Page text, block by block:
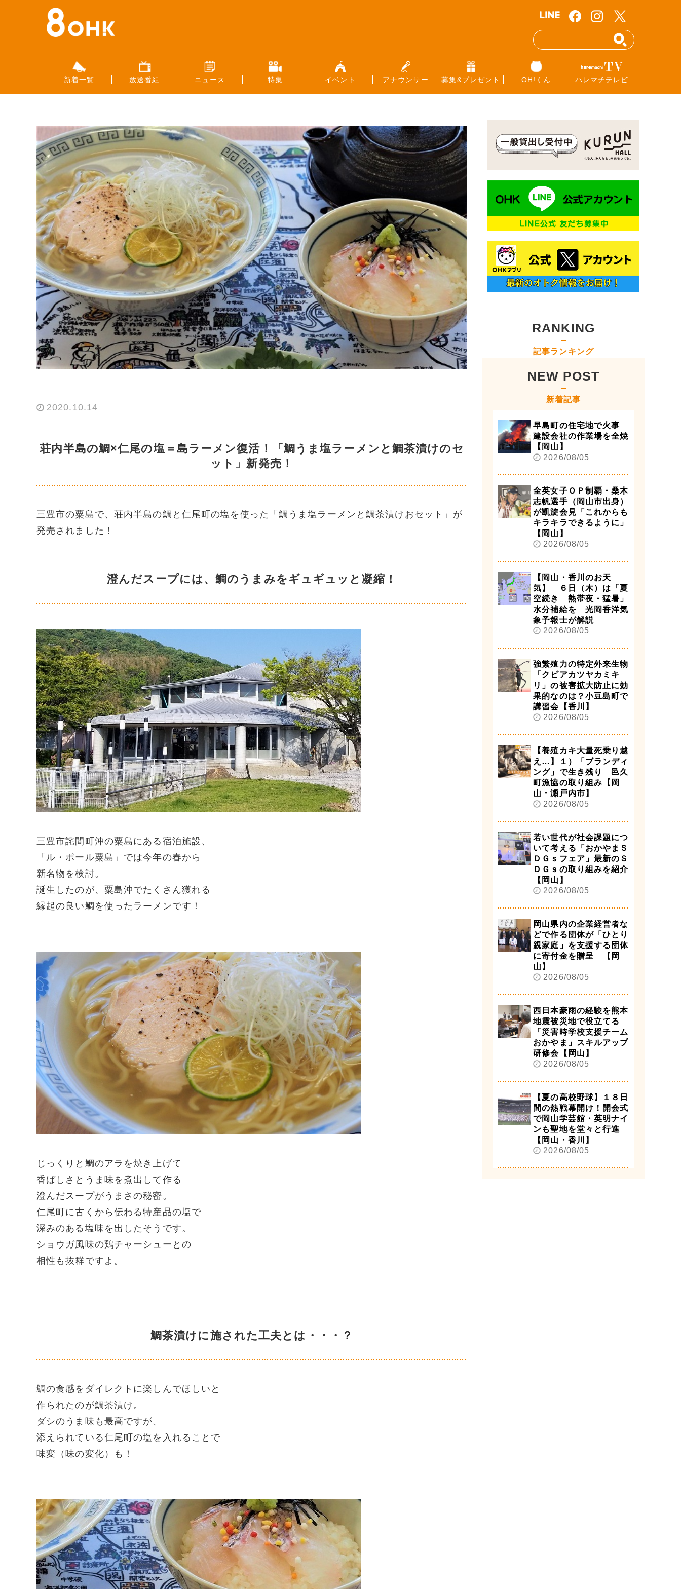
新着一覧 放送番組 ニュース 特集 イベント アナウンサー 募集&プレゼント OH!くん ハレマチテレビ
2020.10.14
荘内半島の鯛×仁尾の塩＝島ラーメン復活！「鯛うま塩ラーメンと鯛茶漬けのセ
ット」新発売！
三豊市の粟島で、荘内半島の鯛と仁尾町の塩を使った「鯛うま塩ラーメンと鯛茶漬けおセット」が
発売されました！
澄んだスープには、鯛のうまみをギュギュッと凝縮！
三豊市詫間町沖の粟島にある宿泊施設、
「ル・ポール粟島」では今年の春から
新名物を検討。
誕生したのが、粟島沖でたくさん獲れる
縁起の良い鯛を使ったラーメンです！
じっくりと鯛のアラを焼き上げて
香ばしさとうま味を煮出して作る
澄んだスープがうまさの秘密。
仁尾町に古くから伝わる特産品の塩で
深みのある塩味を出したそうです。
ショウガ風味の鶏チャーシューとの
相性も抜群ですよ。
鯛茶漬けに施された工夫とは・・・？
鯛の食感をダイレクトに楽しんでほしいと
作られたのが鯛茶漬け。
ダシのうま味も最高ですが、
添えられている仁尾町の塩を入れることで
味変（味の変化）も！
RANKING
記事ランキング
NEW POST
新着記事
早島町の住宅地で火事
建設会社の作業場を全焼
【岡山】
2026/08/05
全英女子ＯＰ制覇・桑木
志帆選手（岡山市出身）
が凱旋会見「これからも
キラキラできるように」
【岡山】
2026/08/05
【岡山・香川のお天
気】 ６日（木）は「夏
空続き 熱帯夜・猛暑」
水分補給を 光岡香洋気
象予報士が解説
2026/08/05
強繁殖力の特定外来生物
「クビアカツヤカミキ
リ」の被害拡大防止に効
果的なのは？小豆島町で
講習会【香川】
2026/08/05
【養殖カキ大量死乗り越
え…】１）「ブランディ
ング」で生き残り 邑久
町漁協の取り組み【岡
山・瀬戸内市】
2026/08/05
若い世代が社会課題につ
いて考える「おかやまＳ
ＤＧｓフェア」最新のＳ
ＤＧｓの取り組みを紹介
【岡山】
2026/08/05
岡山県内の企業経営者な
どで作る団体が「ひとり
親家庭」を支援する団体
に寄付金を贈呈 【岡
山】
2026/08/05
西日本豪雨の経験を熊本
地震被災地で役立てる
「災害時学校支援チーム
おかやま」スキルアップ
研修会【岡山】
2026/08/05
【夏の高校野球】１８日
間の熱戦幕開け！開会式
で岡山学芸館・英明ナイ
ンも聖地を堂々と行進
【岡山・香川】
2026/08/05